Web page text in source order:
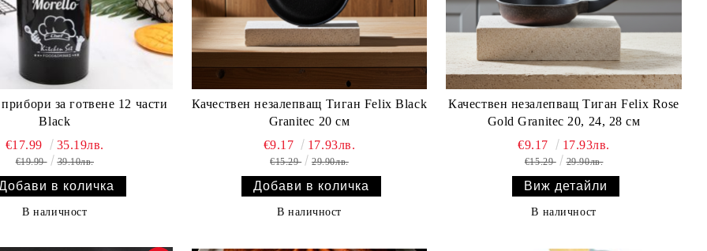
за готвене 12 части
Black
€17.99 35.19лв.
€19.99 39.10лв.
В наличност
Качествен незалепващ Тиган Felix Black
Granitec 20 см
€9.17 17.93лв.
€15.29 29.90лв.
В наличност
Качествен незалепващ Тиган Felix Rose
Gold Granitec 20, 24, 28 см
€9.17 17.93лв.
€15.29 29.90лв.
Виж детайли
В наличност